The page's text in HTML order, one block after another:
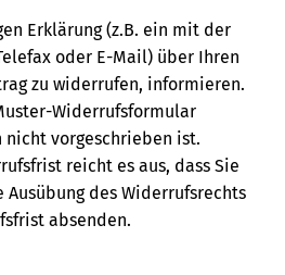
Erklärung (z.B. ein mit der
oder E-Mail) über Ihren
zu widerrufen, informieren.
Widerrufsformular
nicht vorgeschrieben ist.
reicht es aus, dass Sie
des Widerrufsrechts
absenden.